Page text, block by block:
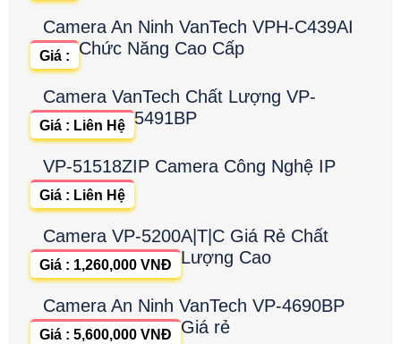
Camera An Ninh VanTech VPH-C439AI
Chức Năng Cao Cấp
Giá :
Camera VanTech Chất Lượng VP-
5491BP
Giá : Liên Hệ
VP-51518ZIP Camera Công Nghệ IP
Giá : Liên Hệ
Camera VP-5200A|T|C Giá Rẻ Chất
Lượng Cao
Giá : 1,260,000 VNĐ
Camera An Ninh VanTech VP-4690BP
Giá rẻ
Giá : 5,600,000 VNĐ